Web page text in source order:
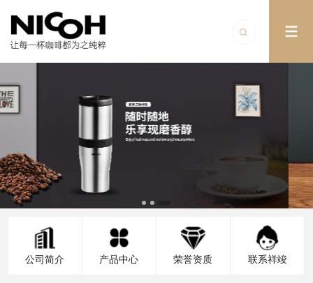
公司简介 产品中心 荣誉资质 联系祥竣